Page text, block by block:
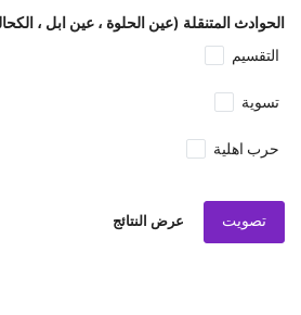
الحوادث المتنقلة (عين الحلوة ، عين ابل ،
التقسيم
تسوية
حرب اهلية
تصويت عرض النتائج